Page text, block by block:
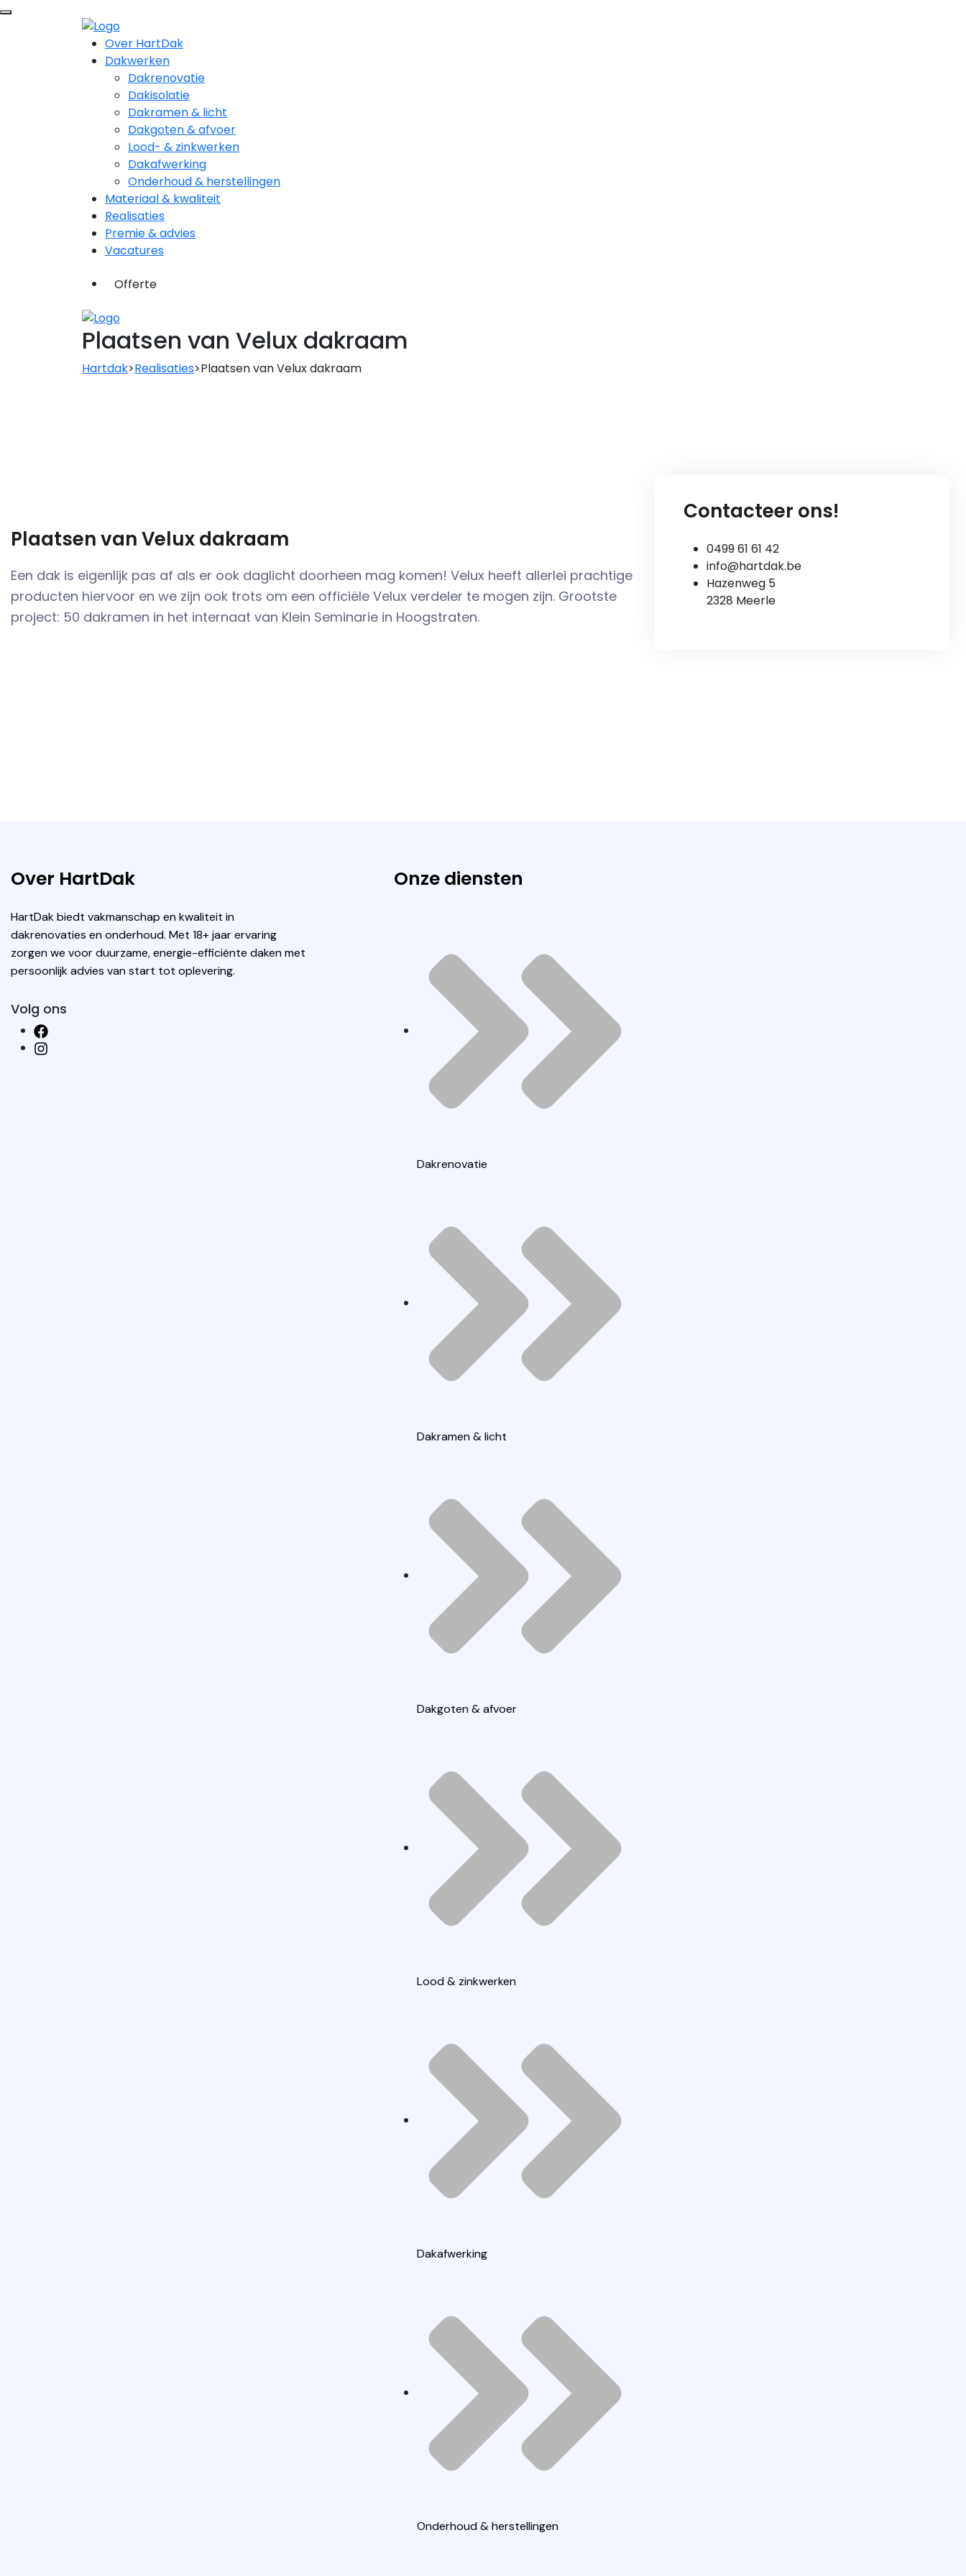
Over HartDak
Dakwerken
Dakrenovatie
Dakisolatie
Dakramen & licht
Dakgoten & afvoer
Lood- & zinkwerken
Dakafwerking
Onderhoud & herstellingen
Materiaal & kwaliteit
Realisaties
Premie & advies
Vacatures
Offerte
Plaatsen van Velux dakraam
Hartdak>Realisaties>Plaatsen van Velux dakraam
Plaatsen van Velux dakraam
Een dak is eigenlijk pas af als er ook daglicht doorheen mag komen! Velux heeft allerlei prachtige
producten hiervoor en we zijn ook trots om een officiële Velux verdeler te mogen zijn. Grootste
project: 50 dakramen in het internaat van Klein Seminarie in Hoogstraten.
Contacteer ons!
0499 61 61 42
info@hartdak.be
Hazenweg 5
2328 Meerle
Over HartDak
HartDak biedt vakmanschap en kwaliteit in
dakrenovaties en onderhoud. Met 18+ jaar ervaring
zorgen we voor duurzame, energie-efficiënte daken met
persoonlijk advies van start tot oplevering.
Volg ons
Onze diensten
Dakrenovatie
Dakramen & licht
Dakgoten & afvoer
Lood & zinkwerken
Dakafwerking
Onderhoud & herstellingen